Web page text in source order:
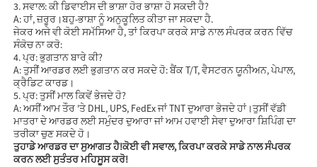
3. ਸਵਾਲ: ਕੀ ਡਿਵਾਈਸ ਦੀ ਭਾਸ਼ਾ ਹੋਰ ਭਾਸ਼ਾ ਹੋ ਸਕਦੀ ਹੈ?
A: ਹਾਂ, ਜ਼ਰੂਰ।ਬਹੁ-ਭਾਸ਼ਾ ਨੂੰ ਅਨੁਕੂਲਿਤ ਕੀਤਾ ਜਾ ਸਕਦਾ ਹੈ.
ਜੇਕਰ ਅਜੇ ਵੀ ਕੋਈ ਸਮੱਸਿਆ ਹੈ, ਤਾਂ ਕਿਰਪਾ ਕਰਕੇ ਸਾਡੇ ਨਾਲ ਸੰਪਰਕ ਕਰਨ ਵਿੱਚ
ਸੰਕੋਚ ਨਾ ਕਰੋ:
4. ਪ੍ਰ: ਭੁਗਤਾਨ ਬਾਰੇ ਕੀ?
A: ਤੁਸੀਂ ਆਰਡਰ ਲਈ ਭੁਗਤਾਨ ਕਰ ਸਕਦੇ ਹੋ: ਬੈਂਕ T/T, ਵੈਸਟਰਨ ਯੂਨੀਅਨ, ਪੇਪਾਲ,
ਕ੍ਰੈਡਿਟ ਕਾਰਡ।
5. ਪ੍ਰ: ਤੁਸੀਂ ਮਾਲ ਕਿਵੇਂ ਭੇਜਦੇ ਹੋ?
A: ਅਸੀਂ ਆਮ ਤੌਰ 'ਤੇ DHL, UPS, FedEx ਜਾਂ TNT ਦੁਆਰਾ ਭੇਜਦੇ ਹਾਂ।ਤੁਸੀਂ ਵੱਡੀ
ਮਾਤਰਾ ਦੇ ਆਰਡਰ ਲਈ ਸਮੁੰਦਰ ਦੁਆਰਾ ਜਾਂ ਆਮ ਹਵਾਈ ਸੇਵਾ ਦੁਆਰਾ ਸ਼ਿਪਿੰਗ ਦਾ
ਤਰੀਕਾ ਚੁਣ ਸਕਦੇ ਹੋ।
ਤੁਹਾਡੇ ਆਰਡਰ ਦਾ ਸੁਆਗਤ ਹੈ!ਕੋਈ ਵੀ ਸਵਾਲ, ਕਿਰਪਾ ਕਰਕੇ ਸਾਡੇ ਨਾਲ ਸੰਪਰਕ
ਕਰਨ ਲਈ ਸੁਤੰਤਰ ਮਹਿਸੂਸ ਕਰੋ!